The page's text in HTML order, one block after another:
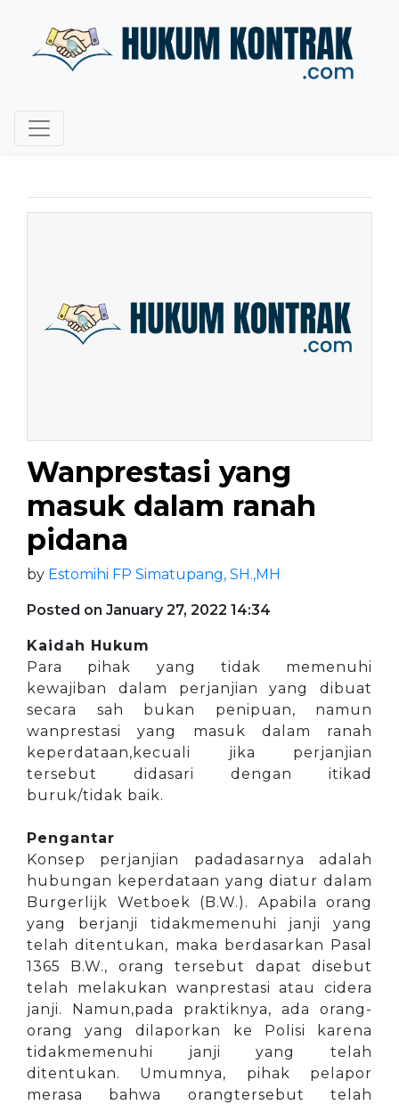
Wanprestasi yang
masuk dalam ranah
pidana
by Estomihi FP Simatupang, SH.,MH
Posted on January 27, 2022 14:34
Kaidah Hukum
Para pihak yang tidak memenuhi
kewajiban dalam perjanjian yang dibuat
secara sah bukan penipuan, namun
wanprestasi yang masuk dalam ranah
keperdataan,kecuali jika perjanjian
tersebut didasari dengan itikad
buruk/tidak baik.
Pengantar
Konsep perjanjian padadasarnya adalah
hubungan keperdataan yang diatur dalam
Burgerlijk Wetboek (B.W.). Apabila orang
yang berjanji tidakmemenuhi janji yang
telah ditentukan, maka berdasarkan Pasal
1365 B.W., orang tersebut dapat disebut
telah melakukan wanprestasi atau cidera
janji. Namun,pada praktiknya, ada orang-
orang yang dilaporkan ke Polisi karena
tidakmemenuhi janji yang telah
ditentukan. Umumnya, pihak pelapor
merasa bahwa orangtersebut telah